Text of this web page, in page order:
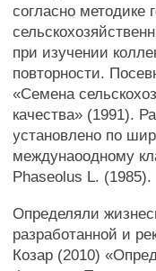
согласно методике
при изучении
повторности.
«Семена
качества» (1991).
установлено по
междунаоодному
Phaseolus L. (1985).
Определяли
разработанной и
Козар (2010)